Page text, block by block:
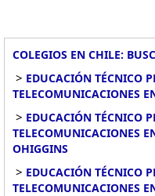
COLEGIOS EN CHILE:
> EDUCACIÓN TÉCNICO
TELECOMUNICACIONES
> EDUCACIÓN TÉCNICO
TELECOMUNICACIONES
OHIGGINS
> EDUCACIÓN TÉCNICO
TELECOMUNICACIONES